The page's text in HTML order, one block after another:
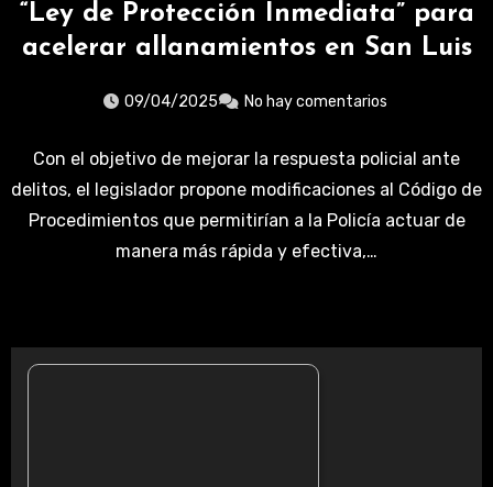
“Ley de Protección Inmediata” para
acelerar allanamientos en San Luis
09/04/2025 No hay comentarios
Con el objetivo de mejorar la respuesta policial ante
delitos, el legislador propone modificaciones al Código de
Procedimientos que permitirían a la Policía actuar de
manera más rápida y efectiva,…